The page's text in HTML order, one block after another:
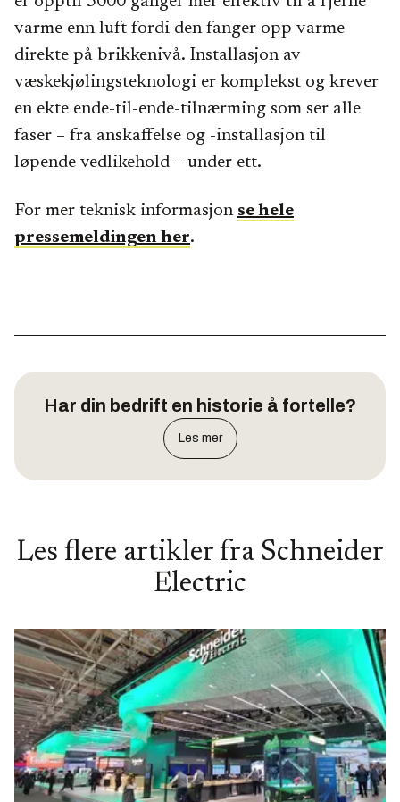
varme enn luft fordi den fanger opp varme
direkte på brikkenivå. Installasjon av
væskekjølingsteknologi er komplekst og krever
en ekte ende-til-ende-tilnærming som ser alle
faser – fra anskaffelse og -installasjon til
løpende vedlikehold – under ett.
For mer teknisk informasjon se hele
pressemeldingen her.
Har din bedrift en historie å fortelle?
Les mer
Les flere artikler fra Schneider
Electric